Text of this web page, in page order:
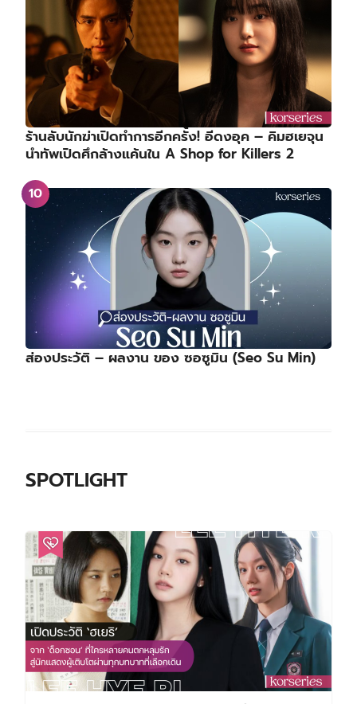
ร้านลับนักฆ่าเปิดทำการอีกครั้ง! อีดงอุค – คิมฮเยจุน
นำทัพเปิดศึกล้างแค้นใน A Shop for Killers 2
ส่องประวัติ – ผลงาน ของ ซอซูมิน (Seo Su Min)
SPOTLIGHT